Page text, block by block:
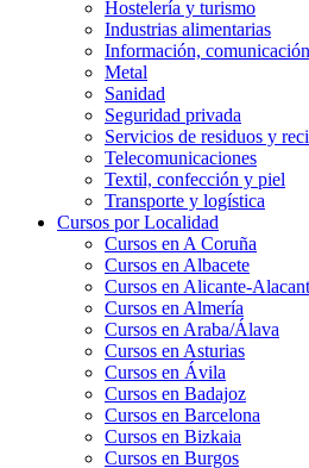
Hostelería y turismo
Industrias alimentarias
Información,
Metal
Sanidad
Seguridad privada
Servicios de residuos y
Telecomunicaciones
Textil, confección y piel
Transporte y logística
Cursos por Localidad
Cursos en A Coruña
Cursos en Albacete
Cursos en Alicante-Alacant
Cursos en Almería
Cursos en Araba/Álava
Cursos en Asturias
Cursos en Ávila
Cursos en Badajoz
Cursos en Barcelona
Cursos en Bizkaia
Cursos en Burgos